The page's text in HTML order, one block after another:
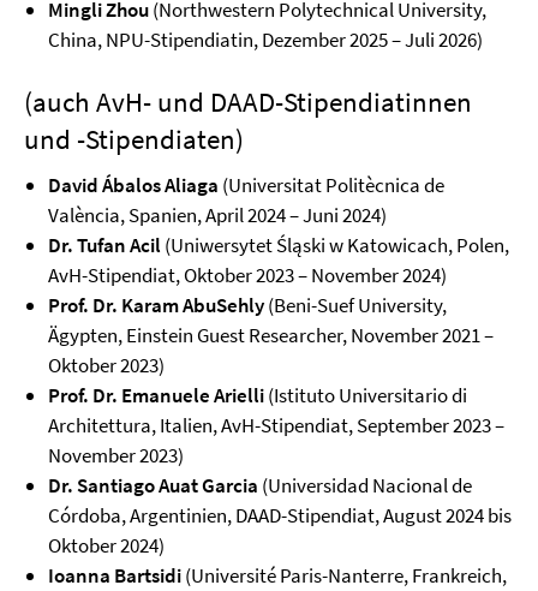
Mingli Zhou(Northwestern Polytechnical University,
China, NPU-Stipendiatin, Dezember 2025 – Juli 2026)
(auch AvH- und DAAD-Stipendiatinnen
und -Stipendiaten)
David Ábalos Aliaga (Universitat Politècnica de
València, Spanien, April 2024 – Juni 2024)
Dr. Tufan Acil(Uniwersytet Śląski w Katowicach, Polen,
AvH-Stipendiat, Oktober 2023 – November 2024)
Prof. Dr. Karam AbuSehly(Beni-Suef University,
Ägypten, Einstein Guest Researcher, November 2021 –
Oktober 2023)
Prof. Dr. Emanuele Arielli(Istituto Universitario di
Architettura, Italien, AvH-Stipendiat, September 2023 –
November 2023)
Dr. Santiago Auat Garcia (Universidad Nacional de
Córdoba, Argentinien, DAAD-Stipendiat, August 2024 bis
Oktober 2024)
Ioanna Bartsidi(Université Paris-Nanterre, Frankreich,